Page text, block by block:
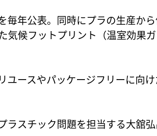
年公表。同時にプラの生産か
気候フットプリント（温室効果
ースやパッケージフリーに向
ラスチック問題を担当する大舘